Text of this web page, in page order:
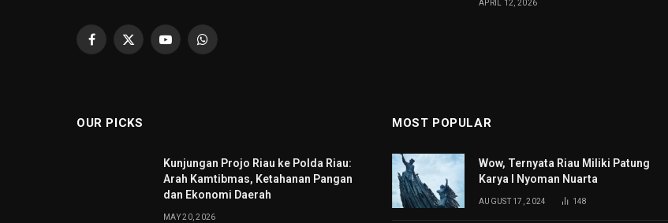
Facebook
X
YouTubeWhatsApp
APRIL 12, 2026
OUR PICKS
Kunjungan Projo Riau ke Polda Riau:
Arah Kamtibmas, Ketahanan Pangan
dan Ekonomi Daerah
MAY 20, 2026
MOST POPULAR
Wow, Ternyata Riau Miliki Patung
Karya I Nyoman Nuarta
AUGUST 17, 2024 148